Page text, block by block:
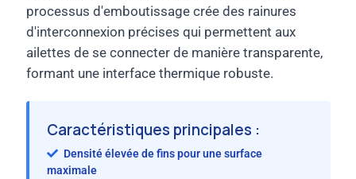
processus d'emboutissage crée des rainures
d'interconnexion précises qui permettent aux
ailettes de se connecter de manière transparente,
formant une interface thermique robuste.
Caractéristiques principales :
Densité élevée de fins pour une surface
maximale